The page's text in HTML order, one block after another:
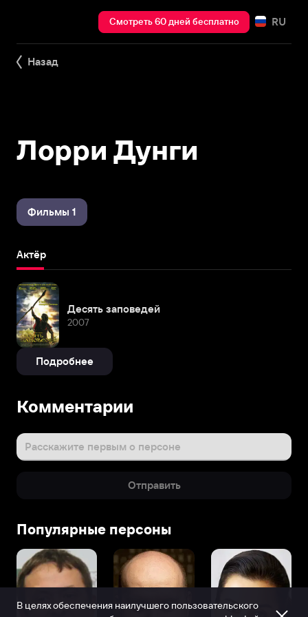
Смотреть 60 дней бесплатно RU
Назад
Лорри Дунги
Фильмы 1
Актёр
Десять заповедей
2007
Подробнее
Комментарии
Расскажите первым о персоне
Отправить
Популярные персоны
В целях обеспечения наилучшего пользовательского